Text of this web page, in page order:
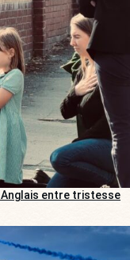
Anglais entre tristesse